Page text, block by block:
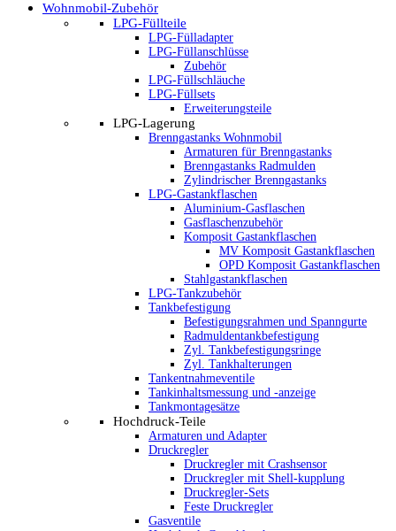
Wohnmobil-Zubehör
LPG-Füllteile
LPG-Fülladapter
LPG-Füllanschlüsse
Zubehör
LPG-Füllschläuche
LPG-Füllsets
Erweiterungsteile
LPG-Lagerung
Brenngastanks Wohnmobil
Armaturen für Brenngastanks
Brenngastanks Radmulden
Zylindrischer Brenngastanks
LPG-Gastankflaschen
Aluminium-Gasflaschen
Gasflaschenzubehör
Komposit Gastankflaschen
MV Komposit Gastankflaschen
OPD Komposit Gastankflaschen
Stahlgastankflaschen
LPG-Tankzubehör
Tankbefestigung
Befestigungsrahmen und Spanngurte
Radmuldentankbefestigung
Zyl. Tankbefestigungsringe
Zyl. Tankhalterungen
Tankentnahmeventile
Tankinhaltsmessung und -anzeige
Tankmontagesätze
Hochdruck-Teile
Armaturen und Adapter
Druckregler
Druckregler mit Crashsensor
Druckregler mit Shell-kupplung
Druckregler-Sets
Feste Druckregler
Gasventile